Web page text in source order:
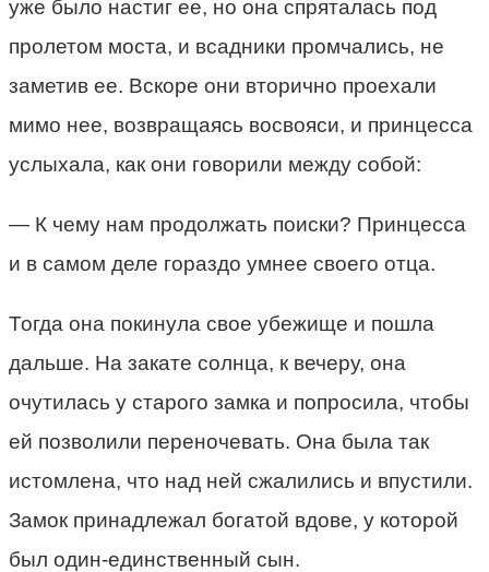
уже было настиг ее, но она спряталась под
пролетом моста, и всадники промчались, не
заметив ее. Вскоре они вторично проехали
мимо нее, возвращаясь восвояси, и принцесса
услыхала, как они говорили между собой:
— К чему нам продолжать поиски? Принцесса
и в самом деле гораздо умнее своего отца.
Тогда она покинула свое убежище и пошла
дальше. На закате солнца, к вечеру, она
очутилась у старого замка и попросила, чтобы
ей позволили переночевать. Она была так
истомлена, что над ней сжалились и впустили.
Замок принадлежал богатой вдове, у которой
был один-единственный сын.